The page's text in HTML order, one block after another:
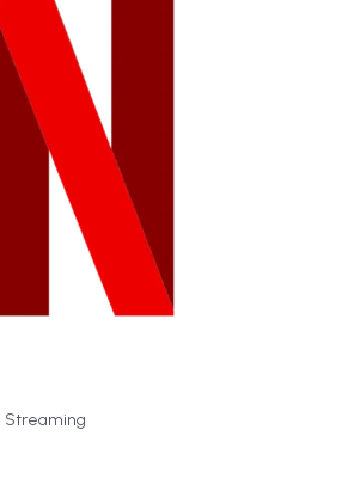
Streaming